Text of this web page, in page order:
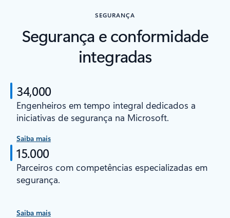
SEGURANÇA
Segurança e conformidade
integradas
34,000
Engenheiros em tempo integral dedicados a
iniciativas de segurança na Microsoft.
Saiba mais
15.000
Parceiros com competências especializadas em
segurança.
Saiba mais